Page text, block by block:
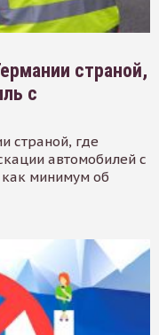
страной,
с
страной, где
автомобилей с
минимум об